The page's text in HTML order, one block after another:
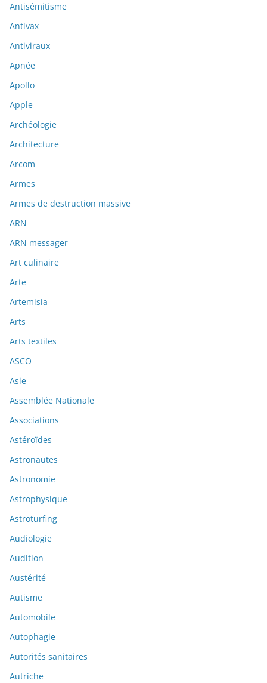
Antisémitisme
Antivax
Antiviraux
Apnée
Apollo
Apple
Archéologie
Architecture
Arcom
Armes
Armes de destruction massive
ARN
ARN messager
Art culinaire
Arte
Artemisia
Arts
Arts textiles
ASCO
Asie
Assemblée Nationale
Associations
Astéroïdes
Astronautes
Astronomie
Astrophysique
Astroturfing
Audiologie
Audition
Austérité
Autisme
Automobile
Autophagie
Autorités sanitaires
Autriche